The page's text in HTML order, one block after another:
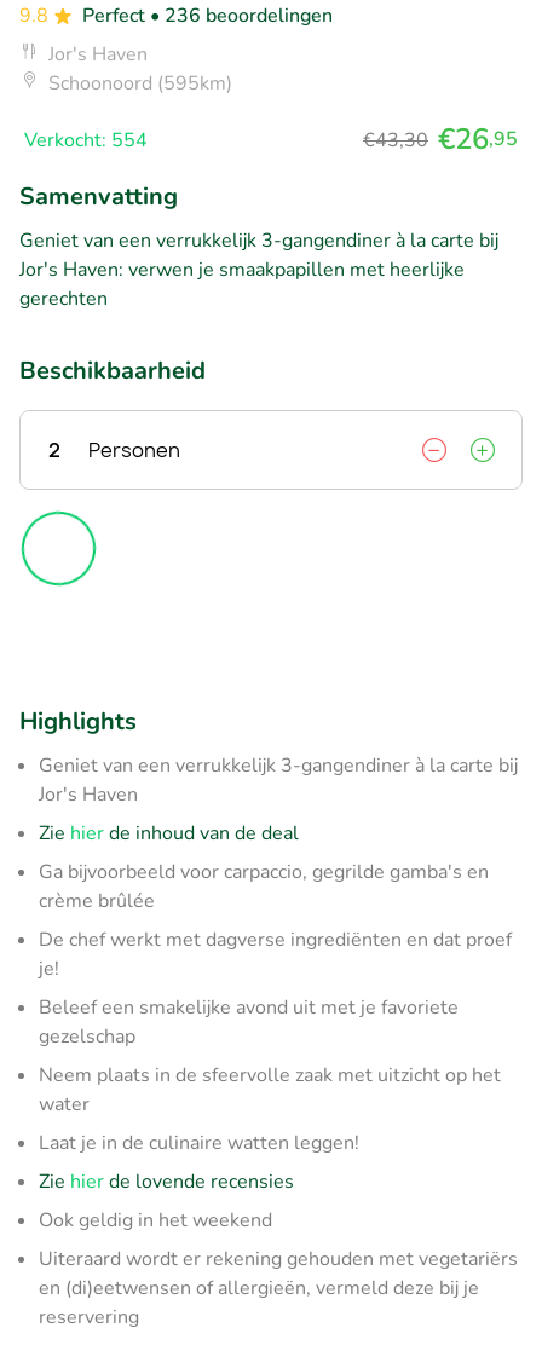
9.8 Perfect • 236 beoordelingen
Jor's Haven
Schoonoord (595km)
Verkocht: 554 €43,30 €26,95
Samenvatting
Geniet van een verrukkelijk 3-gangendiner à la carte bij
Jor's Haven: verwen je smaakpapillen met heerlijke
gerechten
Beschikbaarheid
2 Personen
Highlights
Geniet van een verrukkelijk 3-gangendiner à la carte bij
Jor's Haven
Zie hierde inhoud van de deal
Ga bijvoorbeeld voor carpaccio, gegrilde gamba's en
crème brûlée
De chef werkt met dagverse ingrediënten en dat proef
je!
Beleef een smakelijke avond uit met je favoriete
gezelschap
Neem plaats in de sfeervolle zaak met uitzicht op het
water
Laat je in de culinaire watten leggen!
Zie hierde lovende recensies
Ook geldig in het weekend
Uiteraard wordt er rekening gehouden met vegetariërs
en (di)eetwensen of allergieën, vermeld deze bij je
reservering